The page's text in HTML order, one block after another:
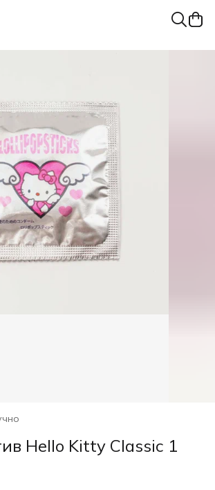
Hello Kitty Classic 1